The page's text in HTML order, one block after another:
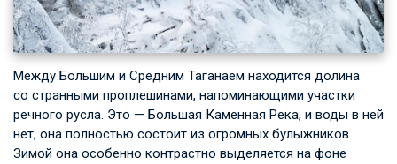
Между Большим и Средним Таганаем находится долина
со странными проплешинами, напоминающими участки
речного русла. Это — Большая Каменная Река, и воды в ней
нет, она полностью состоит из огромных булыжников.
Зимой она особенно контрастно выделяется на фоне